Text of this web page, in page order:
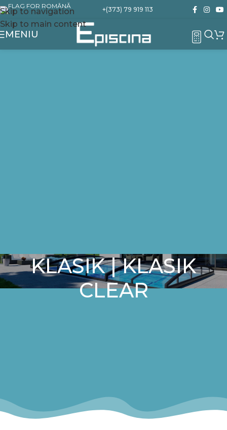
Skip to navigation
Skip to main content
+(373) 79 919 113
MENIU
KLASIK | KLASIK
CLEAR